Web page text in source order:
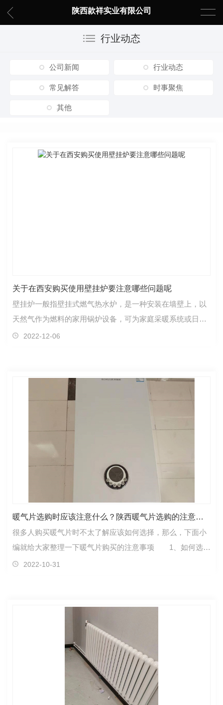
陕西款祥实业有限公司
行业动态
公司新闻 行业动态
常见解答 时事聚焦
其他
关于在西安购买使用壁挂炉要注意哪些问题呢
壁挂炉一般指壁挂式燃气热水炉，是一种安装在墙壁上，以
天然气作为燃料的家用锅炉设备，可为家庭采暖系统或日常
生活提供热水。近日，北京市市场监督管理局提醒广大…
2022-12-06
暖气片选购时应该注意什么？陕西暖气片选购的注意要点
很多人购买暖气片时不太了解应该如何选择，那么，下面小
编就给大家整理一下暖气片购买的注意事项 1、如何选购
暖气片 首先观察标志，质量合格的暖气片标志齐…
2022-10-31